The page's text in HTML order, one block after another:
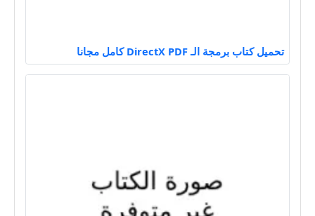
تحميل كتاب برمجة الـ DirectX PDF كامل مجانا